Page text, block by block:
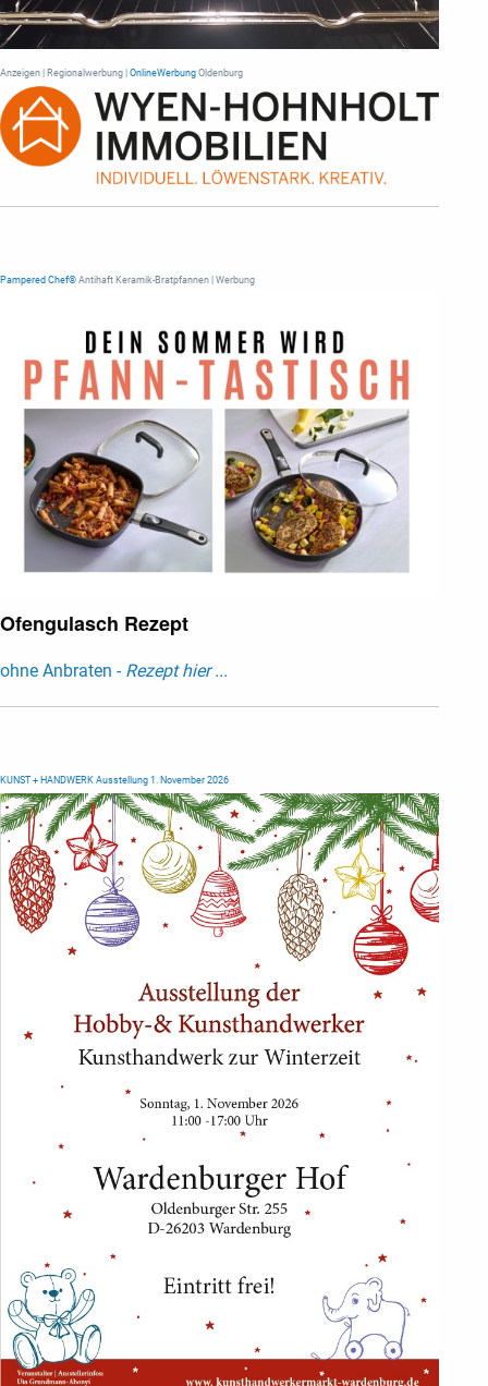
Anzeigen | Regionalwerbung | OnlineWerbung Oldenburg
Pampered Chef® Antihaft Keramik-Bratpfannen | Werbung
Ofengulasch Rezept
ohne Anbraten - Rezept hier ...
KUNST + HANDWERK Ausstellung 1. November 2026